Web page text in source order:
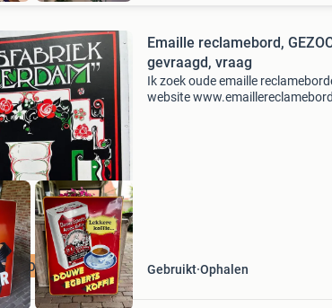
GEZOCHT
Emaille reclamebord, GEZOCHT , ik
gevraagd, vraag
Ik zoek oude emaille
website
Gebruikt Ophalen